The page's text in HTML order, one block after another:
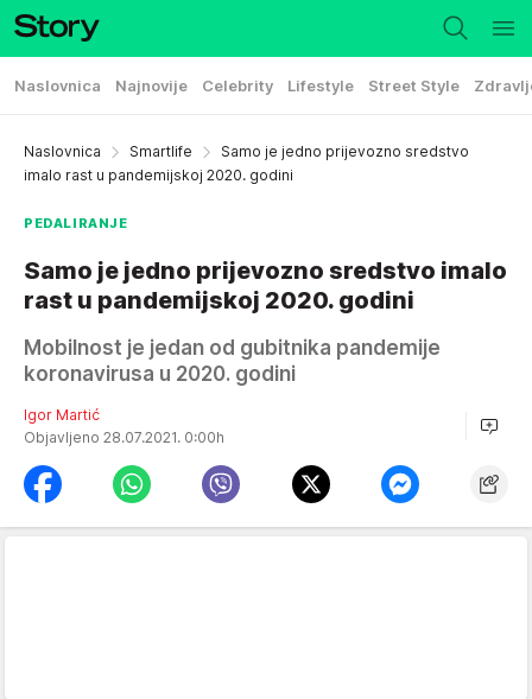
Naslovnica Najnovije Celebrity Lifestyle Street Style
Naslovnica Smartlife
Samo je jedno prijevozno sredstvo
imalo rast u pandemijskoj 2020. godini
PEDALIRANJE
Samo je jedno prijevozno sredstvo imalo
rast u pandemijskoj 2020. godini
Mobilnost je jedan od gubitnika pandemije
koronavirusa u 2020. godini
Igor Martić
Objavljeno 28.07.2021. 0:00h